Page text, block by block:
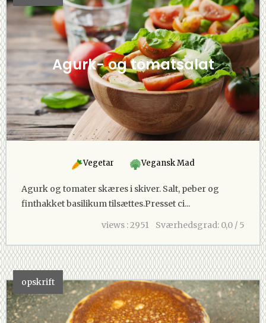
Agurk- og tomatsalat
Vegetar Vegansk Mad
Agurk og tomater skæres i skiver. Salt, peber og
finthakket basilikum tilsættes.Presset ci...
Sværhedsgrad: 0,0 / 5
views : 2951
opskrift